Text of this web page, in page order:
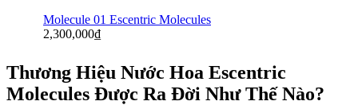
Molecule 01 Escentric Molecules
2,300,000₫
Thương Hiệu Nước Hoa Escentric
Molecules Được Ra Đời Như Thế Nào?